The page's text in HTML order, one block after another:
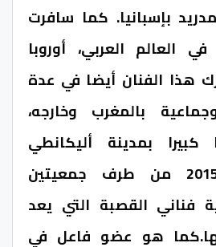
بإسبانيا. كما سافرت
العالم العربي، أوروبا
هذا الفنان أيضا في عدة
بالمغرب وخارجه،
بمدينة أليكانطي
الاسبانية عام 2015 من طرف جمعيتين
فناني القصبة التي يعد
هو عضو فاعل في